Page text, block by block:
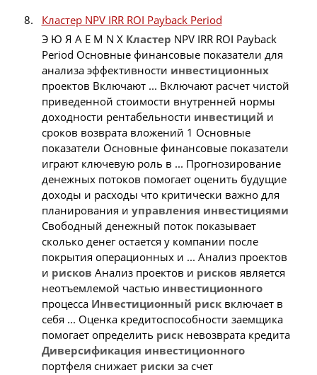
Кластер NPV IRR ROI Payback Period
Э Ю Я A E M N X Кластер NPV IRR ROI Payback
Period Основные финансовые показатели для
анализа эффективности инвестиционных
проектов Включают ... Включают расчет чистой
приведенной стоимости внутренней нормы
доходности рентабельности инвестиций и
сроков возврата вложений 1 Основные
показатели Основные финансовые показатели
играют ключевую роль в ... Прогнозирование
денежных потоков помогает оценить будущие
доходы и расходы что критически важно для
планирования и управления инвестициями
Свободный денежный поток показывает
сколько денег остается у компании после
покрытия операционных и ... Анализ проектов
и рисков Анализ проектов и рисков является
неотъемлемой частью инвестиционного
процесса Инвестиционный рисквключает в
себя ... Оценка кредитоспособности заемщика
помогает определить рискневозврата кредита
Диверсификация инвестиционного
портфеля снижает риски за счет